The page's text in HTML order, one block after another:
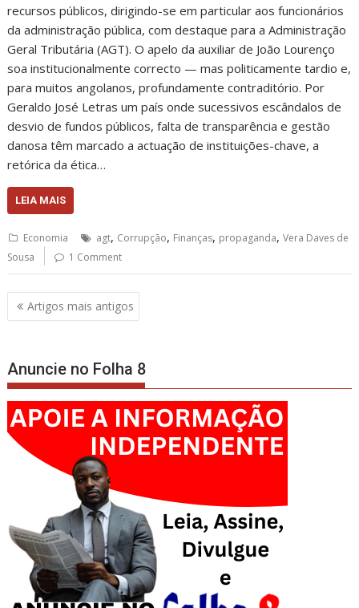
recursos públicos, dirigindo-se em particular aos funcionários
da administração pública, com destaque para a Administração
Geral Tributária (AGT). O apelo da auxiliar de João Lourenço
soa institucionalmente correcto — mas politicamente tardio e,
para muitos angolanos, profundamente contraditório. Por
Geraldo José Letras um país onde sucessivos escândalos de
desvio de fundos públicos, falta de transparência e gestão
danosa têm marcado a actuação de instituições-chave, a
retórica da ética…
LEIA MAIS
Economia agt, Corrupção, Finanças, propaganda,Vera Daves de
Sousa
1 Comment
Navegação
de
Artigos mais antigos
Anuncie no Folha 8